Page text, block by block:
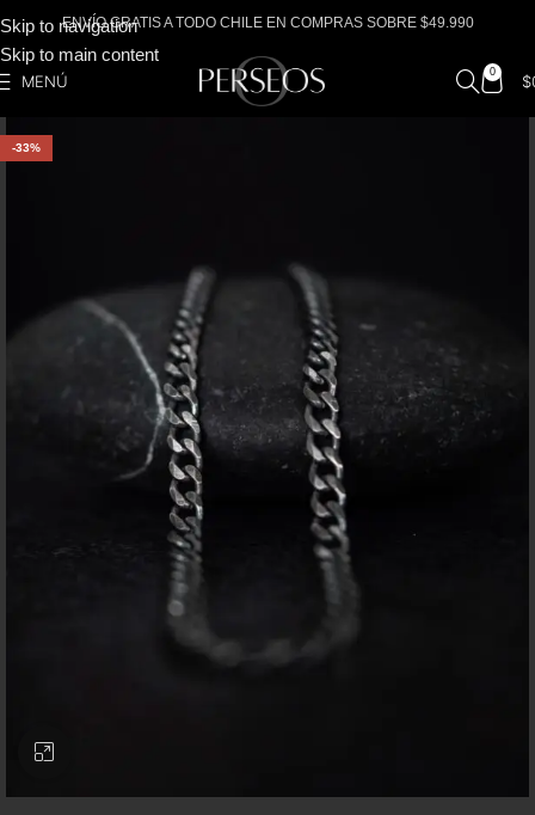
Skip to navigation
Skip to main content
ENVÍO GRATIS A TODO CHILE EN COMPRAS SOBRE $49.990
MENÚ 0 $
-33%